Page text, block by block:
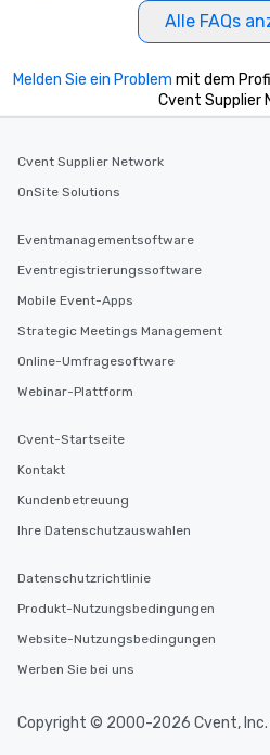
Alle FAQs
Melden Sie ein Problem mit dem
Cvent Supplier
Cvent Supplier Network
OnSite Solutions
Eventmanagementsoftware
Eventregistrierungssoftware
Mobile Event-Apps
Strategic Meetings Management
Online-Umfragesoftware
Webinar-Plattform
Cvent-Startseite
Kontakt
Kundenbetreuung
Ihre Datenschutzauswahlen
Datenschutzrichtlinie
Produkt-Nutzungsbedingungen
Website-Nutzungsbedingungen
Werben Sie bei uns
Copyright © 2000-2026 Cvent, Inc.